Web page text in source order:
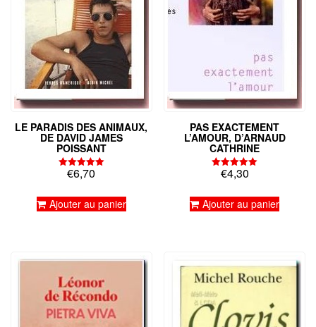
LE PARADIS DES ANIMAUX,
DE DAVID JAMES
POISSANT
Note
5.00
€6,70
Ajouter au panier
PAS EXACTEMENT
L’AMOUR, D’ARNAUD
CATHRINE
Note
5.00
€4,30
Ajouter au panier